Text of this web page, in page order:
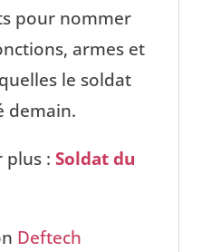
pour nommer
armes et
le soldat
demain.
plus : Soldat du
Deftech